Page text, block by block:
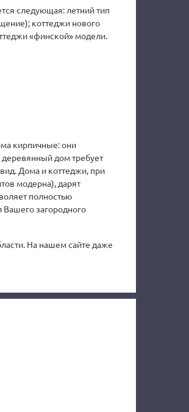
следующая: летний тип
коттеджи нового
«финской» модели.
кирпичные: они
деревянный дом требует
Дома и коттеджи, при
модерна), дарят
полностью
Вашего загородного
На нашем сайте даже